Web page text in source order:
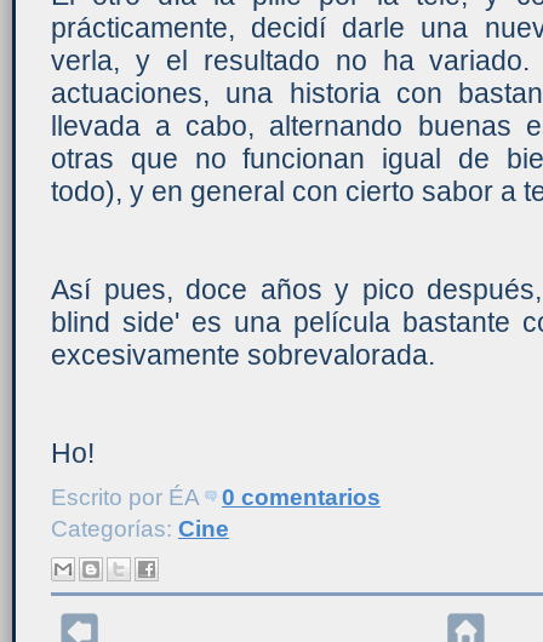
prácticamente, decidí darle una
verla, y el resultado no ha
actuaciones, una historia con
llevada a cabo, alternando buenas
otras que no funcionan igual de
todo), y en general con cierto sabor a
Así pues, doce años y pico
blind side' es una película bastante
excesivamente sobrevalorada.
Ho!
Escrito por ÉA
0 comentarios
Categorías: Cine